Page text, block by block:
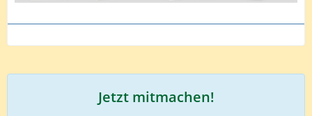
Jetzt mitmachen!